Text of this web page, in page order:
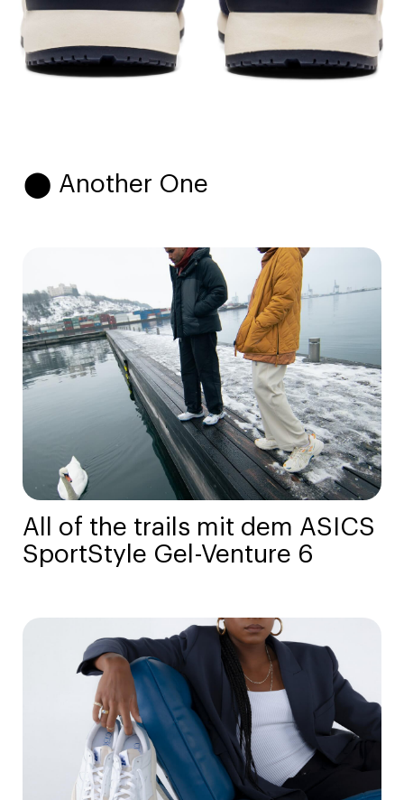
⬤ Another One
All of the trails mit dem ASICS
SportStyle Gel-Venture 6